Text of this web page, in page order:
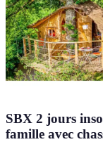
SBX 2 jours
famille avec